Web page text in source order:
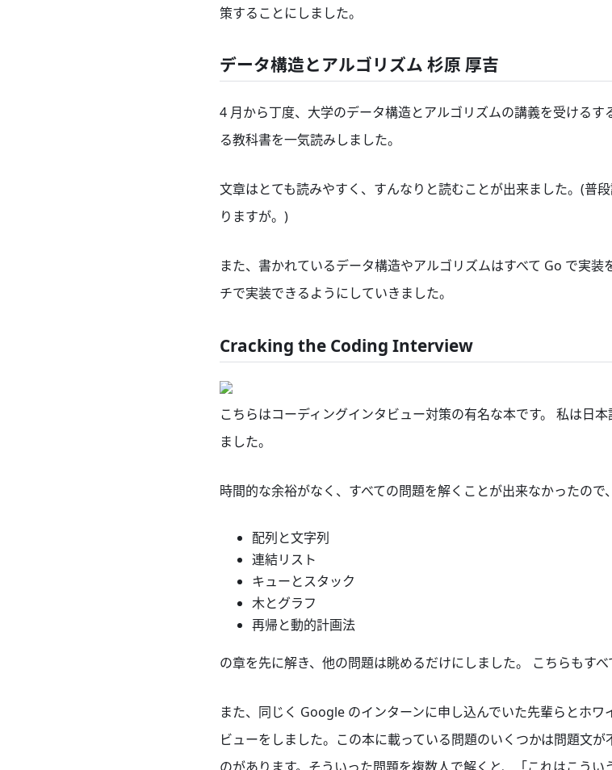
策することにしました。
データ構造とアルゴリズム 杉原 厚吉
4 月から丁度、大学のデータ構造とアルゴリズムの講義を受ける
る教科書を一気読みしました。
文章はとても読みやすく、すんなりと読むことが出来ました。(普
りますが。)
また、書かれているデータ構造やアルゴリズムはすべて Go で実
チで実装できるようにしていきました。
Cracking the Coding Interview
こちらはコーディングインタビュー対策の有名な本です。 私は日
ました。
時間的な余裕がなく、すべての問題を解くことが出来なかったので、
配列と文字列
連結リスト
キューとスタック
木とグラフ
再帰と動的計画法
の章を先に解き、他の問題は眺めるだけにしました。 こちらもすべ
また、同じく Google のインターンに申し込んでいた先輩らとホ
ビューをしました。この本に載っている問題のいくつかは問題文